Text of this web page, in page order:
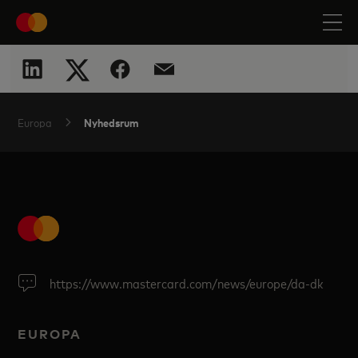
Europa Nyhedsrum
https://www.mastercard.com/news/europe/da-dk
EUROPA